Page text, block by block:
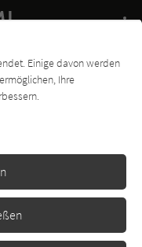
Charts
/
Einige davon werden
Ihre